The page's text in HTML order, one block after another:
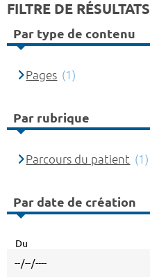
FILTRE DE RÉSULTATS
Par type de contenu
Pages (1)
Par rubrique
Parcours du patient (1)
Par date de création
Du